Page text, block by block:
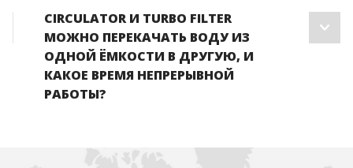
CIRCULATOR И TURBO FILTER
МОЖНО ПЕРЕКАЧАТЬ ВОДУ ИЗ
ОДНОЙ ЁМКОСТИ В ДРУГУЮ, И
КАКОЕ ВРЕМЯ НЕПРЕРЫВНОЙ
РАБОТЫ?